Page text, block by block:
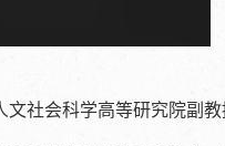
社会科学高等研究院副